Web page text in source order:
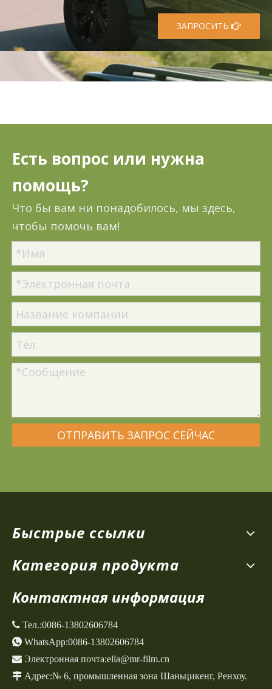
ЗАПРОСИТЬ
Есть вопрос или нужна
помощь?
Что бы вам ни понадобилось, мы здесь,
чтобы помочь вам!
ОТПРАВИТЬ ЗАПРОС СЕЙЧАС
Быстрые ссылки
Категория продукта
Контактная информация
 Тел.:0086-13802606784
 WhatsApp:0086-13802606784
 Электронная почта:ella@mr-film.cn
 Адрес:№ 6, промышленная зона Шаньцикенг, Ренхоу.